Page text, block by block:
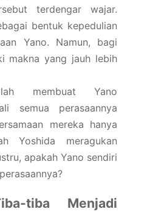
terdengar wajar.
bentuk kepedulian
Yano. Namun, bagi
makna yang jauh lebih
membuat Yano
semua perasaannya
mereka hanya
Yoshida meragukan
apakah Yano sendiri
tiba Menjadi